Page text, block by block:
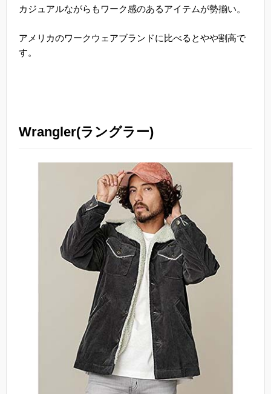
カジュアルながらもワーク感のあるアイテムが勢揃い。
アメリカのワークウェアブランドに比べるとやや割高で
す。
Wrangler(ラングラー)